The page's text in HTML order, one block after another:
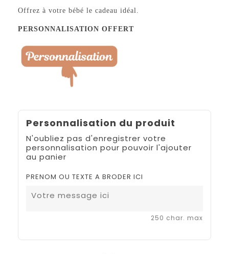
Offrez à votre bébé le cadeau idéal.
PERSONNALISATION OFFERT
Personnalisation du produit
N'oubliez pas d'enregistrer votre
personnalisation pour pouvoir l'ajouter
au panier
PRENOM OU TEXTE A BRODER ICI
250 char. max